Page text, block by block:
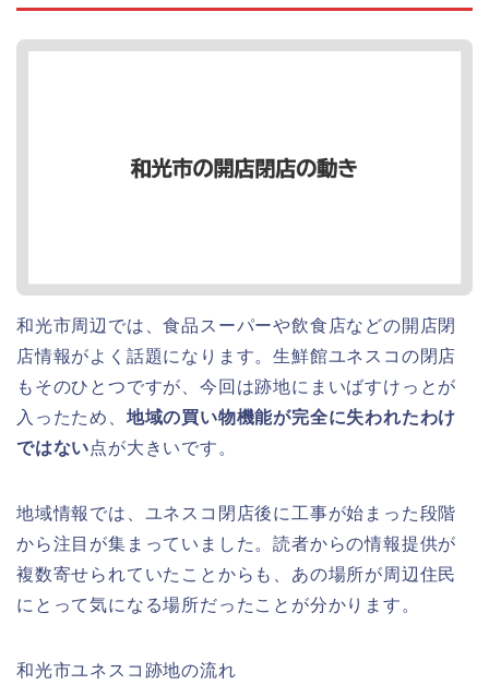
和光市周辺では、食品スーパーや飲食店などの開店閉
店情報がよく話題になります。生鮮館ユネスコの閉店
もそのひとつですが、今回は跡地にまいばすけっとが
入ったため、 地域の買い物機能が完全に失われたわけ
ではない点が大きいです。
地域情報では、ユネスコ閉店後に工事が始まった段階
から注目が集まっていました。読者からの情報提供が
複数寄せられていたことからも、あの場所が周辺住民
にとって気になる場所だったことが分かります。
和光市ユネスコ跡地の流れ